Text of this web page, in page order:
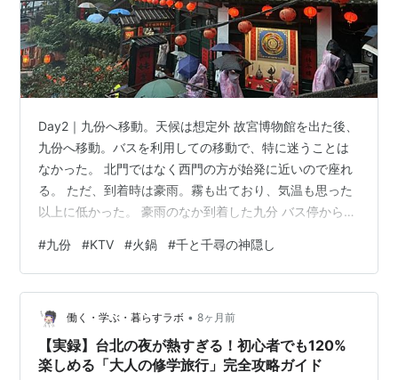
Day2｜九份へ移動。天候は想定外 故宮博物館を出た後、
九份へ移動。バスを利用しての移動で、特に迷うことは
なかった。 北門ではなく西門の方が始発に近いので座れ
る。 ただ、到着時は豪雨。霧も出ており、気温も思った
以上に低かった。 豪雨のなか到着した九分 バス停から見
だしてくれて、テンションが上がった。 九份散策｜千と
千尋の神隠しの舞台を楽しむ 雨にもかかわらず、観光客
は多い。狭い階段と坂道に人が集中し、移動にはやや時
間がかかる。 そして、赤い提灯に灯りが入った瞬間、町
の表情が変わる。観光地であることは間違いない。それ
でも、この湿度、石段、雨に濡…
#九份 #KTV #火鍋 #千と千尋の神隠し
働く・学ぶ・暮らすラボ • 8ヶ月前
【実録】台北の夜が熱すぎる！初心者でも120%
楽しめる「大人の修学旅行」完全攻略ガイド